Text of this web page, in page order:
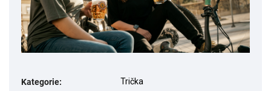
Kategorie:
Trička